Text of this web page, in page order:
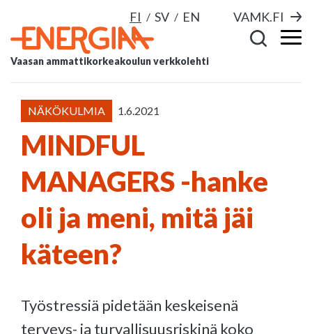
FI SV EN VAMK.FI
Vaasan ammattikorkeakoulun verkkolehti
NÄKÖKULMIA 1.6.2021
MINDFUL
MANAGERS -hanke
oli ja meni, mitä jäi
käteen?
Työstressiä pidetään keskeisenä
terveys- ja turvallisuusriskinä koko